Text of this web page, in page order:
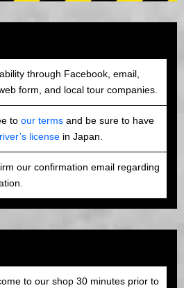
through Facebook, email,
form, and local tour companies.
to our terms and be sure to have
license in Japan.
our confirmation email regarding
to our shop 30 minutes prior to